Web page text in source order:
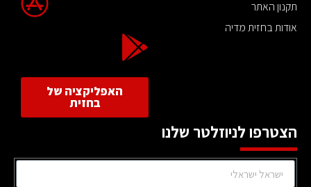
תקנון האתר
אודות בחזית מדיה
האפליקציה של
בחזית
הצטרפו לניוזלטר שלנו